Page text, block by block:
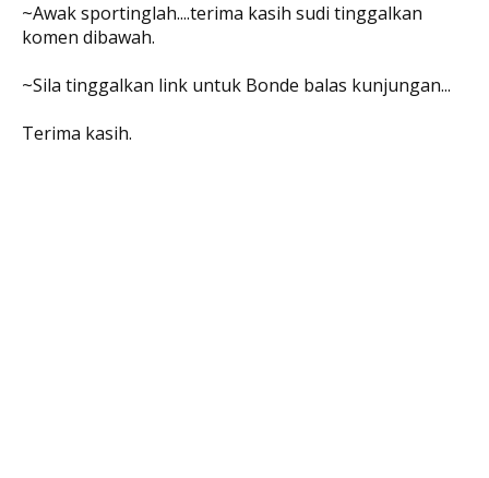
~Awak sportinglah....terima kasih sudi tinggalkan
komen dibawah.
~Sila tinggalkan link untuk Bonde balas kunjungan...
Terima kasih.